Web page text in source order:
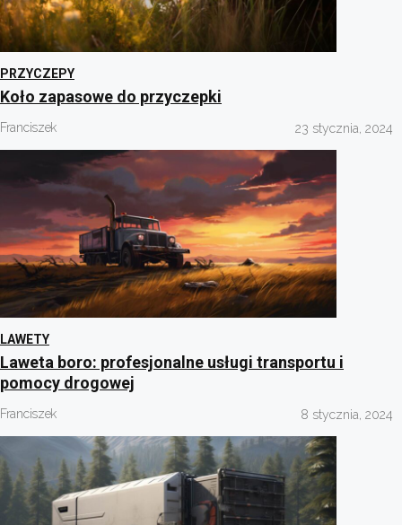
PRZYCZEPY
Koło zapasowe do przyczepki
Franciszek 23 stycznia, 2024
LAWETY
Laweta boro: profesjonalne usługi transportu i
pomocy drogowej
Franciszek 8 stycznia, 2024